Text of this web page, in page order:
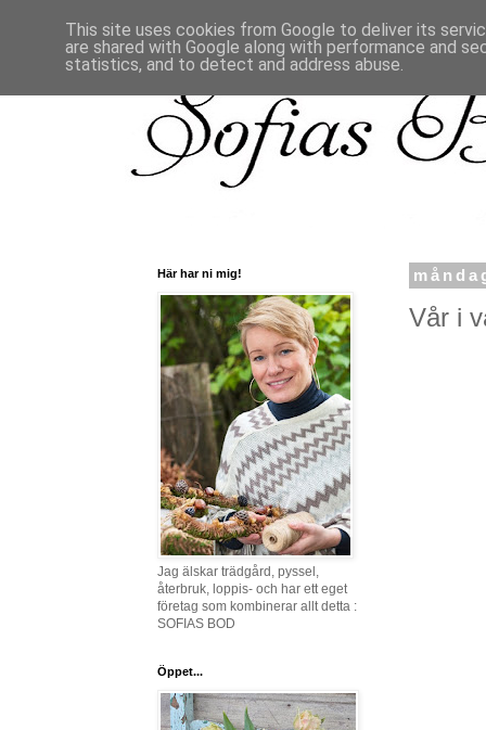
Vår i
Här har ni mig!
Jag älskar trädgård, pyssel,
återbruk, loppis- och har ett eget
företag som kombinerar allt detta :
SOFIAS BOD
Öppet...
This site uses cookies from Google to deliver its
are shared with Google along with performance and
statistics, and to detect and address abuse.